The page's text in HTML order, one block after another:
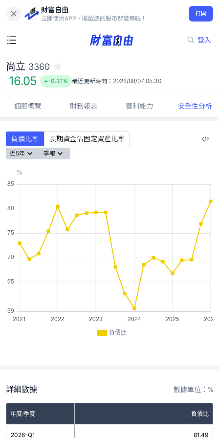
財富自由
立即使用APP，開啟您的股市智慧導航！
打開
登入
16.05
-0.31%
尚立 3360
16.05 -0.31% 最近更新時間： 2026/08/07 05:30
個股概覽 財務報表 獲利能力 安全性分析
負債比率 長期資金佔固定資產比率
近5年 季報
負債比
詳細數據 數據單位：%
年度/季度 負債比
2026-Q1 81.49